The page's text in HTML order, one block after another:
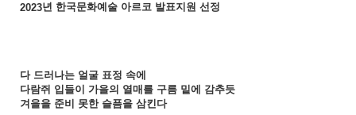
2023년 한국문화예술 아르코 발표지원 선정
다 드러나는 얼굴 표정 속에
다람쥐 입들이 가을의 열매를 구름 밑에 감추듯
겨을을 준비 못한 슬픔을 삼킨다